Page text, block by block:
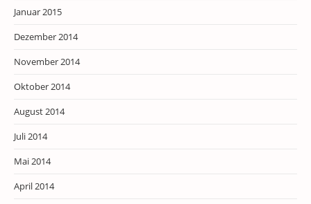
Januar 2015
Dezember 2014
November 2014
Oktober 2014
August 2014
Juli 2014
Mai 2014
April 2014